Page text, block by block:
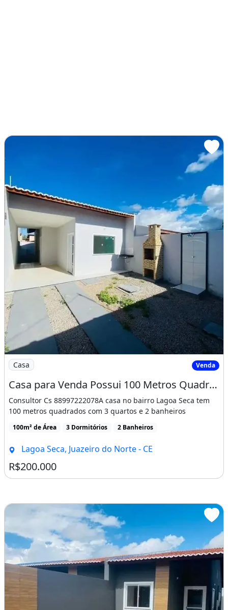
Imagem: Casa para Venda Possui 100 Metros Quadrados
Casa Venda
Casa para Venda Possui 100 Metros Quadrados com 3 Quartos em Lagoa Seca - Juazeiro do Nort
Consultor Cs 88997222078A casa no bairro Lagoa Seca tem
100 metros quadrados com 3 quartos e 2 banheiros
100m² de Área 3 Dormitórios 2 Banheiros
Lagoa Seca, Juazeiro do Norte - CE
R$200.000